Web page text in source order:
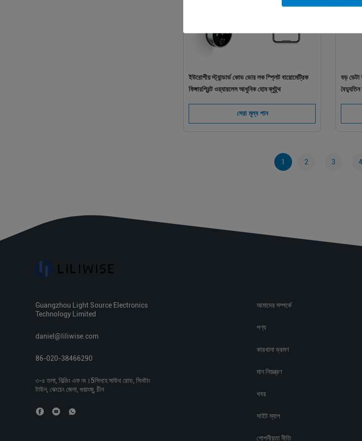
ইউরোপীয় স্ট্যান্ডার্ড কোড ডোর লক স্প্লিট বায়োমেট্রিক
ফিঙ্গারপ্রিন্ট ওয়্যারলেস আধুনিক হোম ব্লুটুথ
সেরা মূল্য পান
বড় ডেটা
1 2 3 4
Guangzhou Light Source Electronics
Technology Limited
daniel@liliwise.com
86-020-38466290
৩-৫ তলা, বিল্ডিং এফ নং।5সিনহে সাউথ রোড, সিনটাং
টাউন, ঝেংচেং জেলা, গুয়াংজু, চীন
আমাদের সম্পর্কে
পণ্য
কারখানা ভ্রমণ
মান নিয়ন্ত্রণ
খবর
সাইট ম্যাপ
গোপনীয়তা নীতি